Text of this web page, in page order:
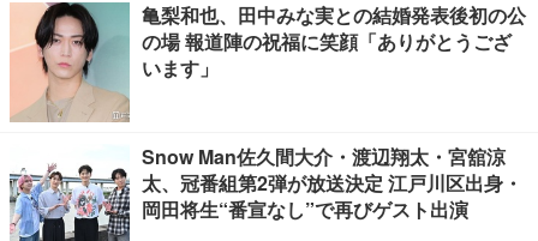
亀梨和也、田中みな実との結婚発表後初の公
の場 報道陣の祝福に笑顔「ありがとうござ
います」
Snow Man佐久間大介・渡辺翔太・宮舘涼
太、冠番組第2弾が放送決定 江戸川区出身・
岡田将生“番宣なし”で再びゲスト出演